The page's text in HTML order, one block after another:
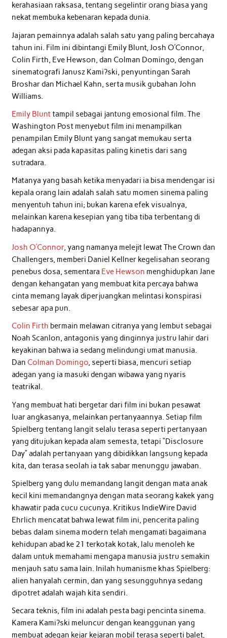
kerahasiaan raksasa, tentang segelintir orang biasa yang
nekat membuka kebenaran kepada dunia.
Jajaran pemainnya adalah salah satu yang paling bercahaya
tahun ini. Film ini dibintangi Emily Blunt, Josh O’Connor,
Colin Firth, Eve Hewson, dan Colman Domingo, dengan
sinematografi Janusz Kami?ski, penyuntingan Sarah
Broshar dan Michael Kahn, serta musik gubahan John
Williams.
Emily Blunttampil sebagai jantung emosional film. The
Washington Post menyebut film ini menampilkan
penampilan Emily Blunt yang sangat memukau serta
adegan aksi pada kapasitas paling kinetis dari sang
sutradara.
Matanya yang basah ketika menyadari ia bisa mendengar isi
kepala orang lain adalah salah satu momen sinema paling
menyentuh tahun ini; bukan karena efek visualnya,
melainkan karena kesepian yang tiba tiba terbentang di
hadapannya.
Josh O’Connor, yang namanya melejit lewat The Crown dan
Challengers, memberi Daniel Kellner kegelisahan seorang
penebus dosa, sementara Eve Hewson menghidupkan Jane
dengan kehangatan yang membuat kita percaya bahwa
cinta memang layak diperjuangkan melintasi konspirasi
sebesar apa pun.
Colin Firth bermain melawan citranya yang lembut sebagai
Noah Scanlon, antagonis yang dinginnya justru lahir dari
keyakinan bahwa ia sedang melindungi umat manusia.
Dan Colman Domingo, seperti biasa, mencuri setiap
adegan yang ia masuki dengan wibawa yang nyaris
teatrikal.
Yang membuat hati bergetar dari film ini bukan pesawat
luar angkasanya, melainkan pertanyaannya. Setiap film
Spielberg tentang langit selalu terasa seperti pertanyaan
yang ditujukan kepada alam semesta, tetapi “Disclosure
Day” adalah pertanyaan yang dibidikkan langsung kepada
kita, dan terasa seolah ia tak sabar menunggu jawaban.
Spielberg yang dulu memandang langit dengan mata anak
kecil kini memandangnya dengan mata seorang kakek yang
khawatir pada cucu cucunya. Kritikus IndieWire David
Ehrlich mencatat bahwa lewat film ini, pencerita paling
bebas dalam sinema modern telah mengamati bagaimana
kehidupan abad ke 21 terkotak kotak, lalu menoleh ke
dalam untuk memahami mengapa manusia justru semakin
menjauh satu sama lain. Inilah humanisme khas Spielberg:
alien hanyalah cermin, dan yang sesungguhnya sedang
dipotret adalah wajah kita sendiri.
Secara teknis, film ini adalah pesta bagi pencinta sinema.
Kamera Kami?ski meluncur dengan keanggunan yang
membuat adegan kejar kejaran mobil terasa seperti balet,